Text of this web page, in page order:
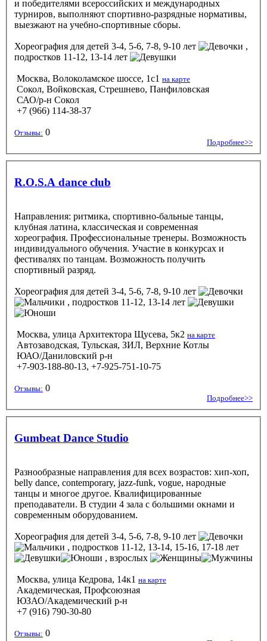
и победителями всероссийских и международных
турниров, выполняют спортивно-разрядные нормативы,
выезжают на учебно-спортивные сборы.
Хореография для детей 3-4, 5-6, 7-8, 9-10 лет
,
подростков 11-12, 13-14 лет
Моcква, Волоколамское шоссе, 1с1 на карте
Сокол, Войковская, Стрешнево, Панфиловская
САО/р-н Сокол
+7 (966) 114-38-37
Отзывы: 0
Подробнее>>
R.O.S.A dance club
Направления: ритмика, спортивно-бальные танцы,
клубная латина, классическая и современная
хореография. Профессиональные тренеры. Возможность
индивидуального обучения. Участие в конкурсах и
фестивалях по танцам. Возможность получить
спортивный разряд.
Хореография для детей 3-4, 5-6, 7-8, 9-10 лет
, подростков 11-12, 13-14 лет
Москва, улица Архитектора Щусева, 5к2 на карте
Автозаводская, Тульская, ЗИЛ, Верхние Котлы
ЮАО/Даниловский р-н
+7-903-188-80-13, +7-925-751-10-75
Отзывы: 0
Подробнее>>
Gumbeat Dance Studio
Разнообразные направления для всех возрастов: хип-хоп,
belly dance, contemporary, jazz-funk, vogue, народные
танцы и многое другое. Квалифицированные
преподаватели. В студии 4 зала с большими окнами и
современным оборудованием.
Хореография для детей 3-4, 5-6, 7-8, 9-10 лет
, подростков 11-12, 13-14, 15-16, 17-18 лет
, взрослых
Москва, улица Кедрова, 14к1 на карте
Академическая, Профсоюзная
ЮЗАО/Академический р-н
+7 (916) 790-30-80
Отзывы: 0